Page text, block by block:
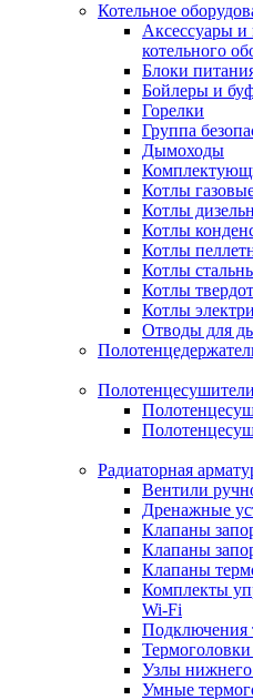
Котельное
Аксессуары
котельного
Блоки
Бойлеры и
Горелки
Группа
Дымоходы
Котлы
Котлы
Котлы
Котлы
Котлы
Котлы
Котлы
Отводы для
Полотенцесушители
Радиаторная
Вентили
Дренажные
Клапаны
Клапаны
Клапаны
Комплекты
Wi-Fi
Подключения
Узлы
Умные